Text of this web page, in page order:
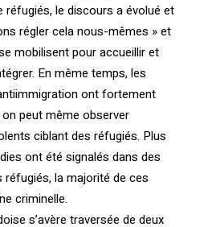
réfugiés, le discours a évolué et
régler cela nous-mêmes » et
mobilisent pour accueillir et
En même temps, les
ont fortement
peut même observer
ciblant des réfugiés. Plus
ont été signalés dans des
la majorité de ces
criminelle.
s’avère traversée de deux